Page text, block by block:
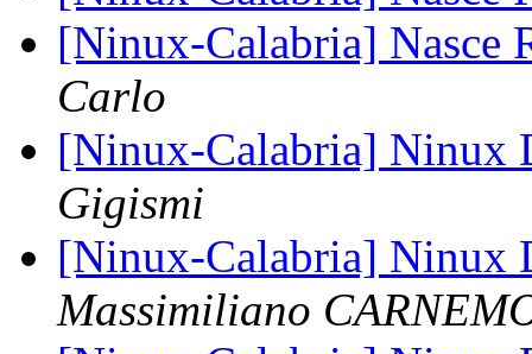
[Ninux-Calabria] Nasce
Carlo
[Ninux-Calabria] Ninux
Gigismi
[Ninux-Calabria] Ninux
Massimiliano